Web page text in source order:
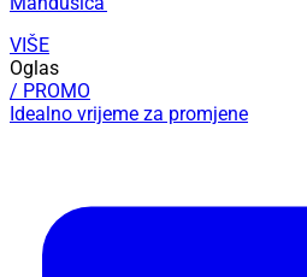
VIŠE
Oglas
/ PROMO
Idealno vrijeme za promjene